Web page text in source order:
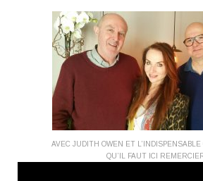
AVEC JUDITH OWEN ET L’INDISPENSABLE
QU’IL FAUT ICI